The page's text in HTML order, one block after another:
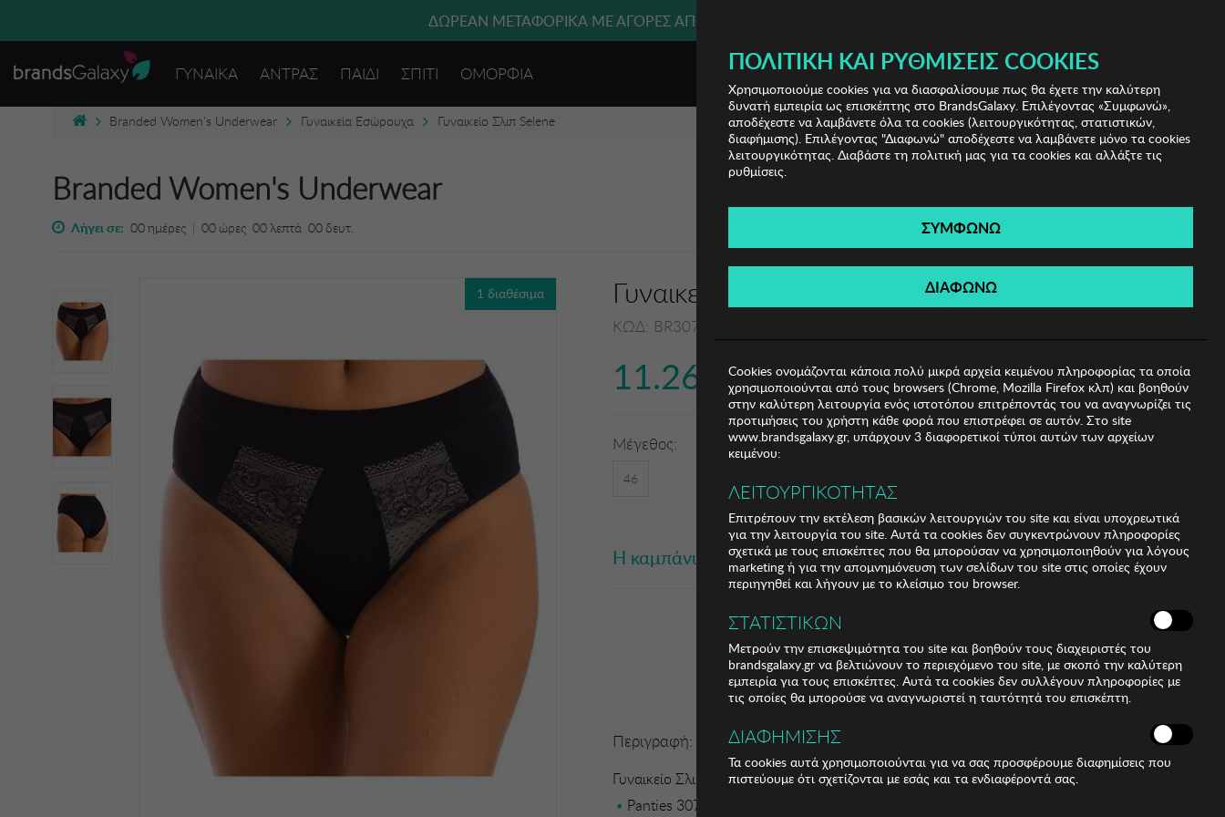
ΔΩΡΕΑΝ ΜΕΤΑΦΟΡΙΚΑ ΜΕ ΑΓΟΡΕΣ ΑΠΌ 49€ ΚΑΙ ΆΝΩ!
ΓΥΝΑΙΚΑ ΑΝΤΡΑΣ ΠΑΙΔΙ ΣΠΙΤΙ ΟΜΟΡΦΙΑ (0)
Branded Women's Underwear Γυναικεία Εσώρουχα Γυναικείο Σλιπ Selene
Branded Women's Underwear
Λήγει σε: 00ημέρες | 00 ώρες 00λεπτά 00 δευτ.
1 διαθέσιμα Γυναικείο Σλιπ Selene
ΚΩΔ: BR3076-NEGRO006
11.26€
Μέγεθος:
46
Η καμπάνια έχει λήξει
Περιγραφή:
Γυναικείο Σλιπ Selene
Panties 3076 women Selene. Color Black Panties with embroidered fabric on tulle.
ΠΟΛΙΤΙΚΉ ΚΑΙ ΡΥΘΜΊΣΕΙΣ COOKIES
Χρησιμοποιούμε cookies για να διασφαλίσουμε πως θα έχετε την καλύτερη
δυνατή εμπειρία ως επισκέπτης στο BrandsGalaxy. Επιλέγοντας «Συμφωνώ»,
αποδέχεστε να λαμβάνετε όλα τα cookies (λειτουργικότητας, στατιστικών,
διαφήμισης). Επιλέγοντας "Διαφωνώ" αποδέχεστε να λαμβάνετε μόνο τα cookies
λειτουργικότητας. Διαβάστε τη πολιτική μας για τα cookies και αλλάξτε τις
ρυθμίσεις.
ΣΥΜΦΩΝΩ
ΔΙΑΦΩΝΩ
Cookies ονομάζονται κάποια πολύ μικρά αρχεία κειμένου πληροφορίας τα οποία
χρησιμοποιούνται από τους browsers (Chrome, Mozilla Firefox κλπ) και βοηθούν
στην καλύτερη λειτουργία ενός ιστοτόπου επιτρέποντάς του να αναγνωρίζει τις
προτιμήσεις του χρήστη κάθε φορά που επιστρέφει σε αυτόν. Στο site
www.brandsgalaxy.gr, υπάρχουν 3 διαφορετικοί τύποι αυτών των αρχείων
κειμένου:
ΛΕΙΤΟΥΡΓΙΚΟΤΗΤΑΣ
Επιτρέπουν την εκτέλεση βασικών λειτουργιών του site και είναι υποχρεωτικά
για την λειτουργία του site. Αυτά τα cookies δεν συγκεντρώνουν πληροφορίες
σχετικά με τους επισκέπτες που θα μπορούσαν να χρησιμοποιηθούν για λόγους
marketing ή για την απομνημόνευση των σελίδων του site στις οποίες έχουν
περιηγηθεί και λήγουν με το κλείσιμο του browser.
ΣΤΑΤΙΣΤΙΚΩΝ
Μετρούν την επισκεψιμότητα του site και βοηθούν τους διαχειριστές του
brandsgalaxy.gr να βελτιώνουν το περιεχόμενο του site, με σκοπό την καλύτερη
εμπειρία για τους επισκέπτες. Αυτά τα cookies δεν συλλέγουν πληροφορίες με
τις οποίες θα μπορούσε να αναγνωριστεί η ταυτότητά του επισκέπτη.
ΔΙΑΦΗΜΙΣΗΣ
Τα cookies αυτά χρησιμοποιούνται για να σας προσφέρουμε διαφημίσεις που
πιστεύουμε ότι σχετίζονται με εσάς και τα ενδιαφέροντά σας.